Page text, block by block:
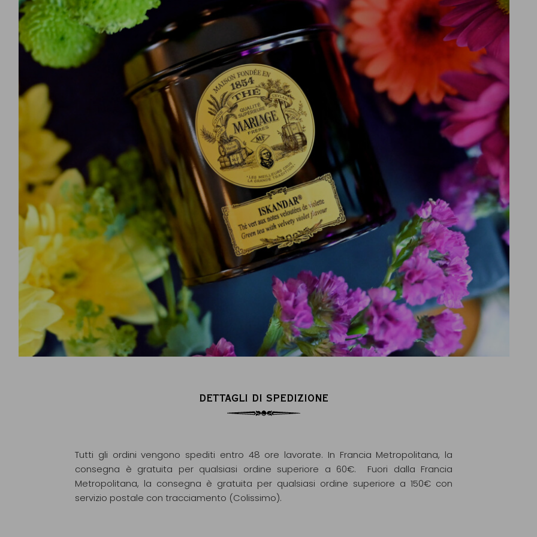
DETTAGLI DI SPEDIZIONE
Tutti gli ordini vengono spediti entro 48 ore lavorate. In Francia Metropolitana, la
consegna è gratuita per qualsiasi ordine superiore a 60€. Fuori dalla Francia
Metropolitana, la consegna è gratuita per qualsiasi ordine superiore a 150€ con
servizio postale con tracciamento (Colissimo).